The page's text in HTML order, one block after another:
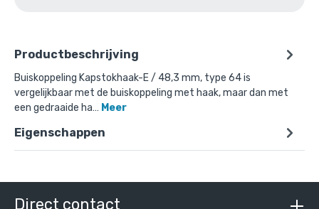
Productbeschrijving
Buiskoppeling Kapstokhaak-E / 48,3 mm, type 64 is
vergelijkbaar met de buiskoppeling met haak, maar dan met
een gedraaide ha… Meer
Eigenschappen
Doos Kapstokhaak-E / 48,3 mm (100 stuks)
€ 362,36 excl. BTW
Direct contact